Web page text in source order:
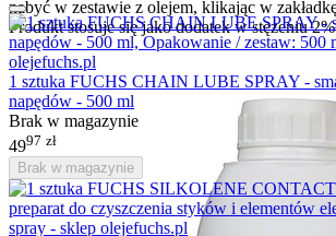
nabyć w zestawie z olejem, klikając w
Produkt stosuje się jako dodatek w stężeniu
1 sztuka FUCHS CHAIN LUBE SPRAY -
napędów - 500 ml
Brak w magazynie
4997 zł
Brak w magazynie